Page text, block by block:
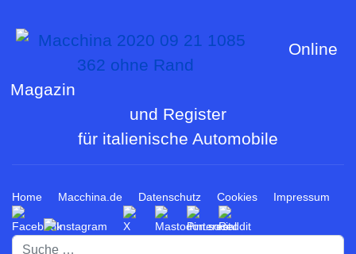
Online
Magazin
und Register
für italienische Automobile
Home Macchina.de Datenschutz Cookies Impressum
Suchen